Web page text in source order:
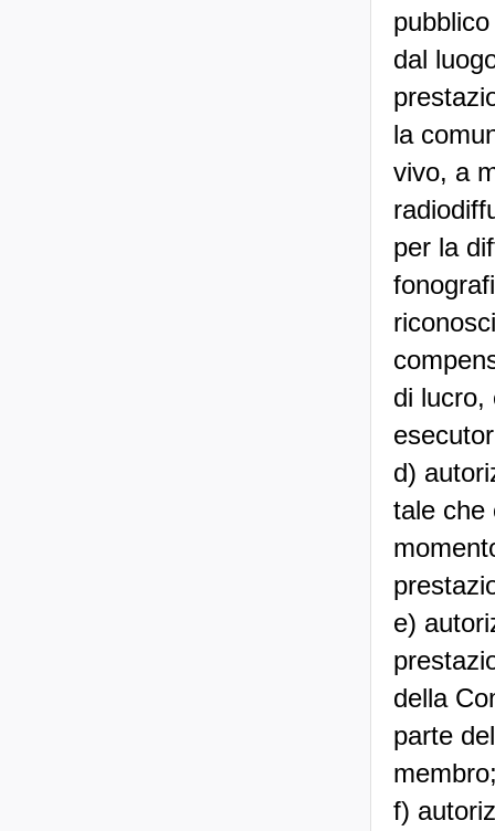
dal
la
vivo, a
per la
di lucro,
d)
tale che
e)
della
parte
f)